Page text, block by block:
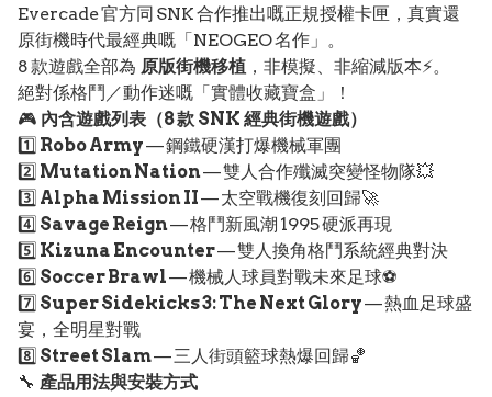
Evercade 官方同 SNK 合作推出嘅正規授權卡匣，真實還
原街機時代最經典嘅「NEOGEO 名作」。
8 款遊戲全部為 原版街機移植 ，非模擬、非縮減版本⚡。
絕對係格鬥／動作迷嘅「實體收藏寶盒」！
🎮 內含遊戲列表（8 款 SNK 經典街機遊戲）
1️⃣ Robo Army— 鋼鐵硬漢打爆機械軍團
2️⃣ Mutation Nation— 雙人合作殲滅突變怪物隊💥
3️⃣ Alpha Mission II— 太空戰機復刻回歸🚀
4️⃣ Savage Reign— 格鬥新風潮 1995 硬派再現
5️⃣ Kizuna Encounter— 雙人換角格鬥系統經典對決
6️⃣ Soccer Brawl— 機械人球員對戰未來足球⚽
7️⃣ Super Sidekicks 3: The Next Glory— 熱血足球盛
宴，全明星對戰
8️⃣ Street Slam— 三人街頭籃球熱爆回歸🏀
🔧 產品用法與安裝方式